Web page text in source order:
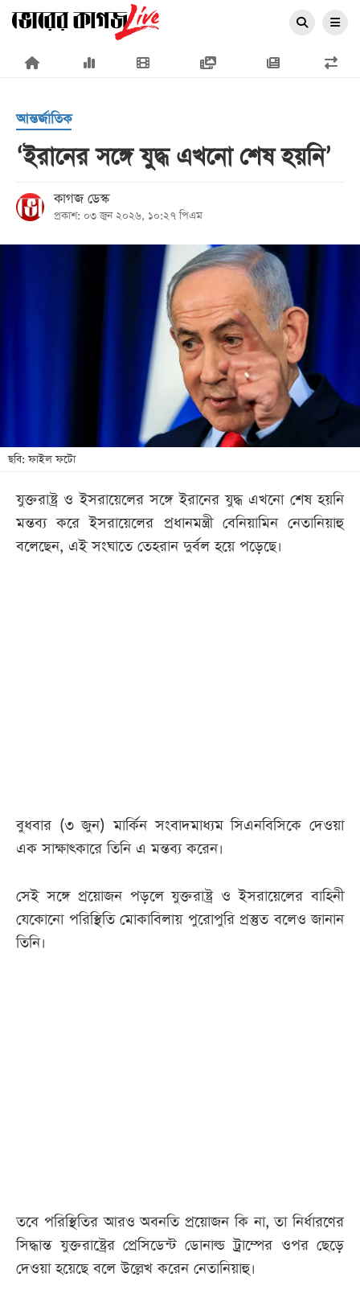
×
প্রচ্ছদ
স্টাইল
তথ্যপ্রযুক্তি
সব
ই-
পেপার
আন্তর্জাতিক
‘ইরানের সঙ্গে যুদ্ধ এখনো শেষ হয়নি’
কাগজ ডেস্ক
প্রকাশ: ০৩ জুন ২০২৬, ১০:২৭ পিএম
ছবি: ফাইল ফটো
যুক্তরাষ্ট্র ও ইসরায়েলের সঙ্গে ইরানের যুদ্ধ এখনো শেষ হয়নি
মন্তব্য করে ইসরায়েলের প্রধানমন্ত্রী বেনিয়ামিন নেতানিয়াহু
বলেছেন, এই সংঘাতে তেহরান দুর্বল হয়ে পড়েছে।
বুধবার (৩ জুন) মার্কিন সংবাদমাধ্যম সিএনবিসিকে দেওয়া
এক সাক্ষাৎকারে তিনি এ মন্তব্য করেন।
সেই সঙ্গে প্রয়োজন পড়লে যুক্তরাষ্ট্র ও ইসরায়েলের বাহিনী
যেকোনো পরিস্থিতি মোকাবিলায় পুরোপুরি প্রস্তুত বলেও জানান
তিনি।
তবে পরিস্থিতির আরও অবনতি প্রয়োজন কি না, তা নির্ধারণের
সিদ্ধান্ত যুক্তরাষ্ট্রের প্রেসিডেন্ট ডোনাল্ড ট্রাম্পের ওপর ছেড়ে
দেওয়া হয়েছে বলে উল্লেখ করেন নেতানিয়াহু।